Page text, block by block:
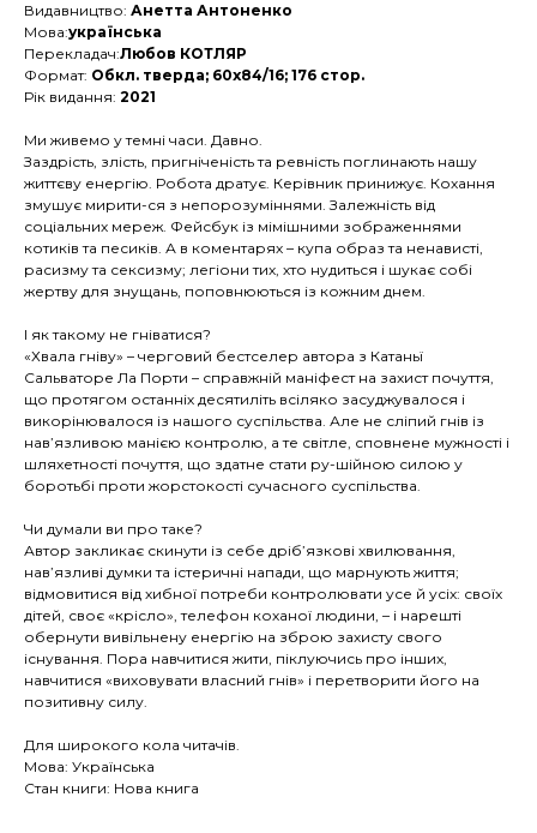
Видавництво: Анетта Антоненко
Мова:українська
Перекладач:Любов КОТЛЯР
Формат: Обкл. тверда; 60х84/16; 176 стор.
Рік видання: 2021
Ми живемо у темні часи. Давно.
Заздрість, злість, пригніченість та ревність поглинають нашу
життєву енергію. Робота дратує. Керівник принижує. Кохання
змушує мирити-ся з непорозуміннями. Залежність від
соціальних мереж. Фейсбук із мімішними зображеннями
котиків та песиків. А в коментарях – купа образ та ненависті,
расизму та сексизму; легіони тих, хто нудиться і шукає собі
жертву для знущань, поповнюються із кожним днем.
І як такому не гніватися?
«Хвала гніву» – черговий бестселер автора з Катаньї
Сальваторе Ла Порти – справжній маніфест на захист почуття,
що протягом останніх десятиліть всіляко засуджувалося і
викорінювалося із нашого суспільства. Але не сліпий гнів із
нав’язливою манією контролю, а те світле, сповнене мужності і
шляхетності почуття, що здатне стати ру-шійною силою у
боротьбі проти жорстокості сучасного суспільства.
Чи думали ви про таке?
Автор закликає скинути із себе дріб’язкові хвилювання,
нав’язливі думки та істеричні напади, що марнують життя;
відмовитися від хибної потреби контролювати усе й усіх: своїх
дітей, своє «крісло», телефон коханої людини, – і нарешті
обернути вивільнену енергію на зброю захисту свого
існування. Пора навчитися жити, піклуючись про інших,
навчитися «виховувати власний гнів» і перетворити його на
позитивну силу.
Для широкого кола читачів.
Мова: Українська
Стан книги: Нова книга